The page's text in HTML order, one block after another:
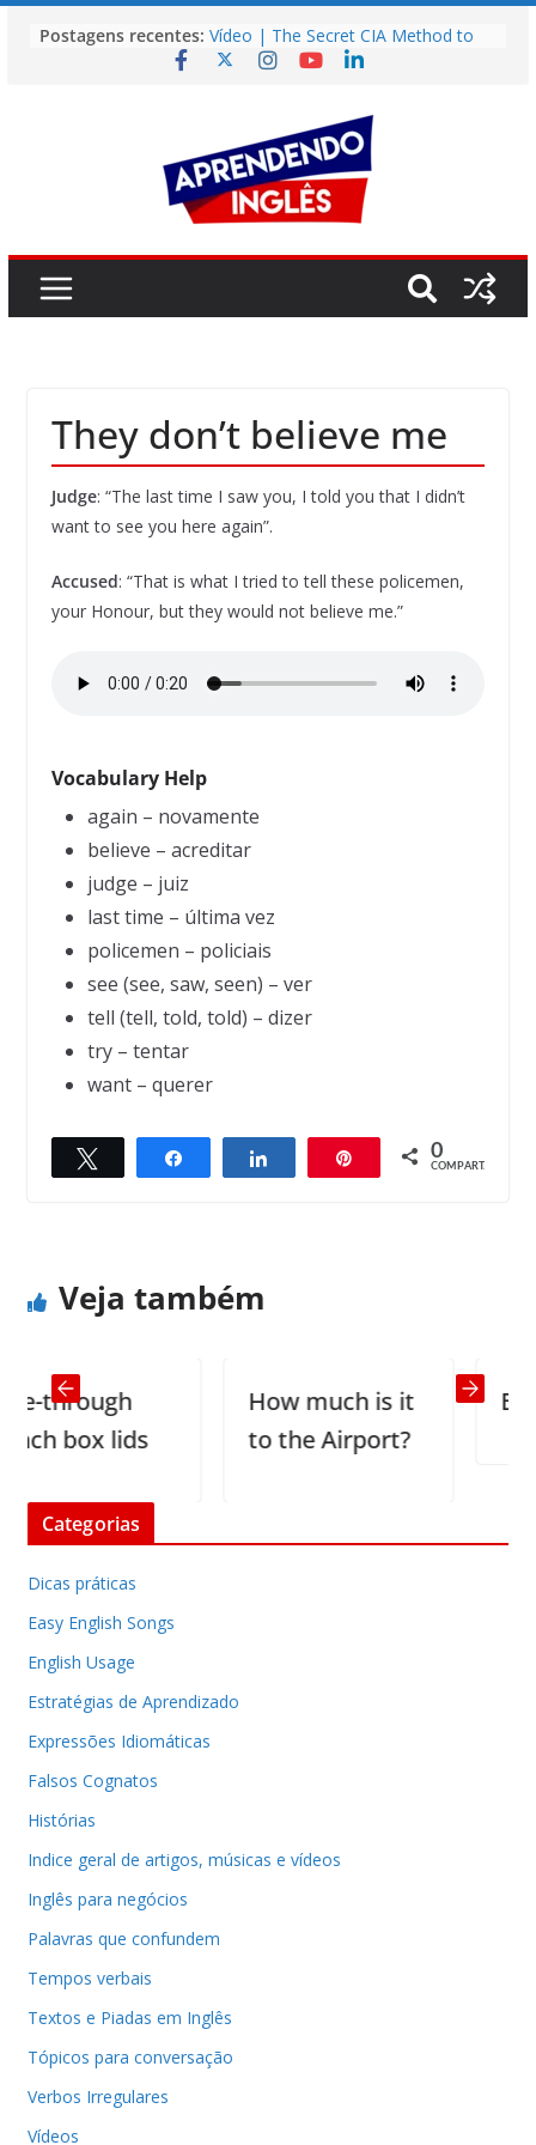
para
Postagens recentes: Vídeo | The Secret CIA Method to
Learn Any Language in 11 Days
Vídeo | Do imaginary friends make
you smarter?
Story | Brasília: The City That Rose
from the Wilderness
Easy English Song | Somewhere
Over the Rainbow (Israel
They don’t believe me
Judge: “The last time I saw you, I told you that I didn’t
want to see you here again”.
Accused: “That is what I tried to tell these policemen,
your Honour, but they would not believe me.”
Vocabulary Help
again – novamente
believe – acreditar
judge – juiz
last time – última vez
policemen – policiais
see (see, saw, seen) – ver
tell (tell, told, told) – dizer
try – tentar
want – querer
Compartilhar Compartilhar 0
COMPART.
← Previous
Next →
Veja também
box lids
How much is it
to the Airport?
Blood
Categorias
Dicas práticas
Easy English Songs
English Usage
Estratégias de Aprendizado
Expressões Idiomáticas
Falsos Cognatos
Histórias
Indice geral de artigos, músicas e vídeos
Inglês para negócios
Palavras que confundem
Tempos verbais
Textos e Piadas em Inglês
Tópicos para conversação
Verbos Irregulares
Vídeos